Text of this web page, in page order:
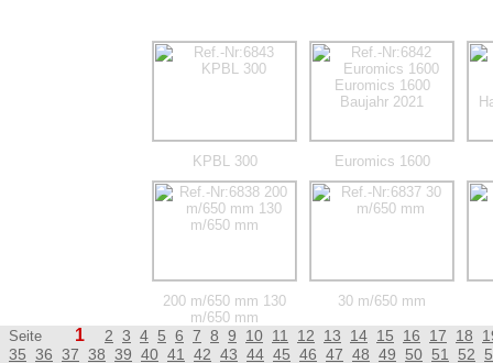
KPBL 300 Euromics 1600
200 m/650 mm 130
m/650 mm
30 m/650 mm
Seite 1 2 3 4 5 6 7 8 9 10 11 12 13 14 15 16 17 18
35 36 37 38 39 40 41 42 43 44 45 46 47 48 49 50 51 52